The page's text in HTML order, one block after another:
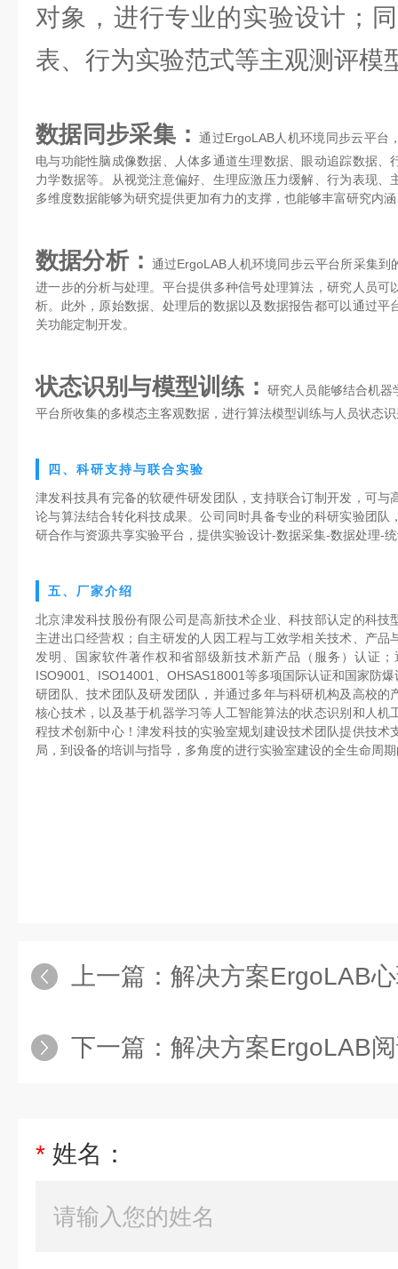
对象，进行专业的实验设计；
表、行为实验范式等主观测评模
数据同步采集：通过ErgoLAB人机环境同步云平台
电与功能性脑成像数据、人体多通道生理数据、眼动追踪数据
力学数据等。从视觉注意偏好、生理应激压力缓解、行为表现
多维度数据能够为研究提供更加有力的支撑，也能够丰富研究内
数据分析：通过ErgoLAB人机环境同步云平台所采集
进一步的分析与处理。平台提供多种信号处理算法，研究人员
析。此外，原始数据、处理后的数据以及数据报告都可以通过
关功能定制开发。
状态识别与模型训练：研究人员能够结合机器
平台所收集的多模态主客观数据，进行算法模型训练与人员状态
四、科研支持与联合实验
津发科技具有完备的软硬件研发团队，支持联合订制开发，可
论与算法结合转化科技成果。公司同时具备专业的科研实验团
研合作与资源共享实验平台，提供实验设计-数据采集-数据处理-
五、厂家介绍
北京津发科技股份有限公司是高新技术企业、科技部认定的科
主进出口经营权；自主研发的人因工程与工效学相关技术、产
发明、国家软件著作权和省部级新技术新产品（服务）认证
ISO9001、ISO14001、OHSAS18001等多项国际认证和国家防
研团队、技术团队及研发团队，并通过多年与科研机构及高校
核心技术，以及基于机器学习等人工智能算法的状态识别和人
程技术创新中心！津发科技的实验室规划建设技术团队提供技
局，到设备的培训与指导，多角度的进行实验室建设的全生命周
上一篇： 解决方案ErgoLAB心理生理
下一篇： 解决方案ErgoLAB阅读研
* 姓名：